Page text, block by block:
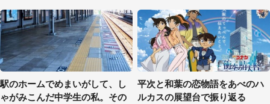
駅のホームでめまいがして、し
ゃがみこんだ中学生の私。その
平次と和葉の恋物語をあべのハ
ルカスの展望台で振り返る